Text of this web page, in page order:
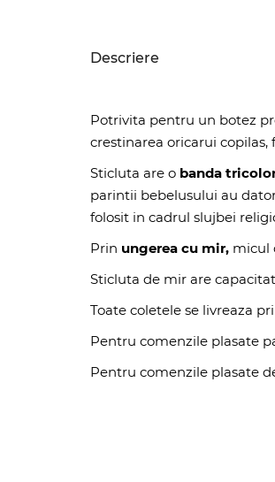
Descriere
Potrivita pentru un botez
crestinarea oricarui
Sticluta are o banda
parintii bebelusului au
folosit in cadrul slujbei
Prin ungerea cu mir, micul
Sticluta de mir are
Toate coletele se livreaza
Pentru comenzile plasate
Pentru comenzile plasate